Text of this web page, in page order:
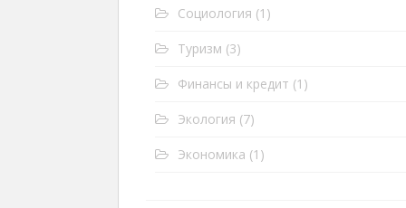
Социология (1)
Туризм (3)
Финансы и кредит (1)
Экология (7)
Экономика (1)